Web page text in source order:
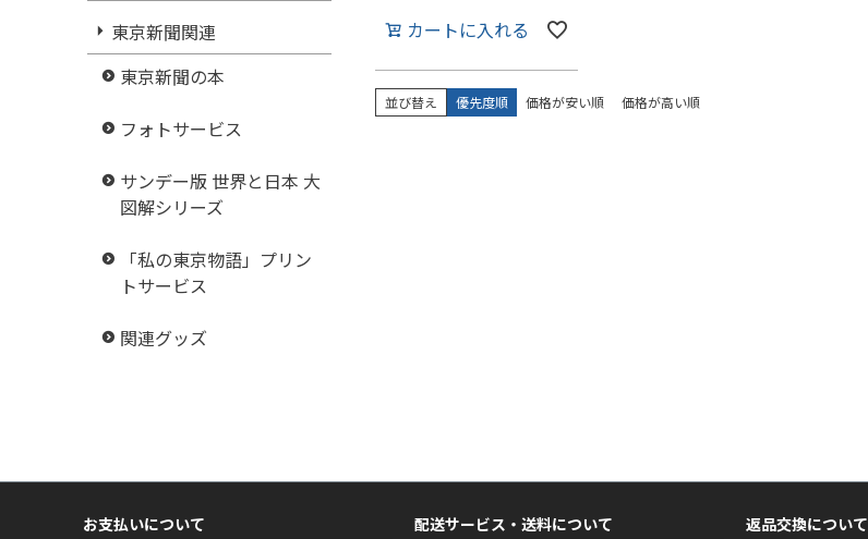
東京新聞関連
東京新聞の本
フォトサービス
サンデー版 世界と日本 大
図解シリーズ
「私の東京物語」プリン
トサービス
関連グッズ
カートに入れる
並び替え 優先度順 価格が安い順 価格が高い順
お支払いについて 配送サービス・送料について 返品交換について